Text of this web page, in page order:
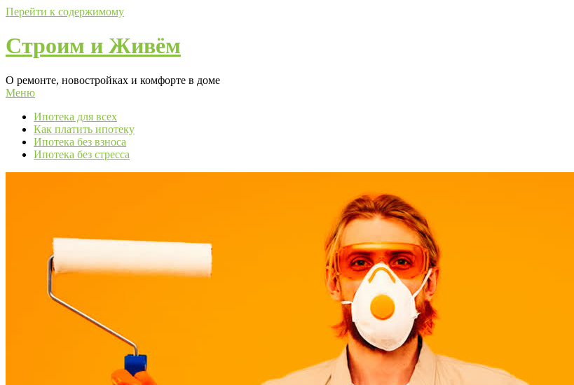
Перейти к содержимому
Строим и Живём
О ремонте, новостройках и комфорте в доме
Меню
Ипотека для всех
Как платить ипотеку
Ипотека без взноса
Ипотека без стресса